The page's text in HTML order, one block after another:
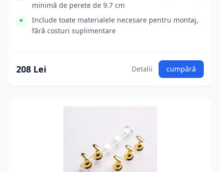
minimă de perete de 9.7 cm
Include toate materialele necesare pentru montaj,
fără costuri suplimentare
208 Lei Detalii cumpără